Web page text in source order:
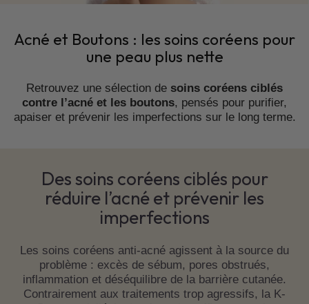
Acné et Boutons : les soins coréens pour
une peau plus nette
Retrouvez une sélection de soins coréens ciblés
contre l’acné et les boutons, pensés pour purifier,
apaiser et prévenir les imperfections sur le long terme.
Des soins coréens ciblés pour
réduire l’acné et prévenir les
imperfections
Les soins coréens anti-acné agissent à la source du
problème : excès de sébum, pores obstrués,
inflammation et déséquilibre de la barrière cutanée.
Contrairement aux traitements trop agressifs, la K-